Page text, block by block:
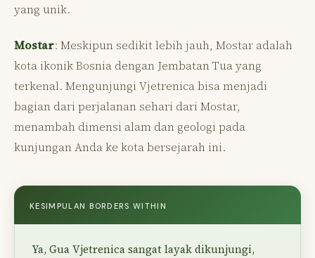
yang unik.
Mostar: Meskipun sedikit lebih jauh, Mostar adalah
kota ikonik Bosnia dengan Jembatan Tua yang
terkenal. Mengunjungi Vjetrenica bisa menjadi
bagian dari perjalanan sehari dari Mostar,
menambah dimensi alam dan geologi pada
kunjungan Anda ke kota bersejarah ini.
KESIMPULAN BORDERS WITHIN
Ya, Gua Vjetrenica sangat layak dikunjungi,